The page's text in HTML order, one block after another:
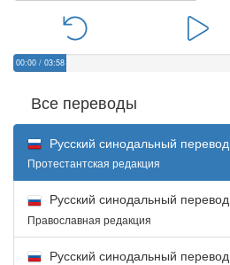
00:00 / 03:58
Все переводы
Русский синодальный перевод
Протестантская редакция
Русский синодальный перевод
Православная редакция
Русский синодальный перевод